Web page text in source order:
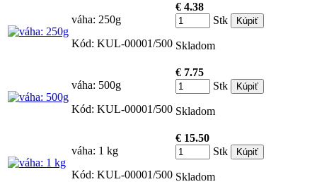
váha: 250g
Kód: KUL-00001/500
€ 4.38
Stk
Skladom
váha: 500g
Kód: KUL-00001/500
€ 7.75
Stk
Skladom
váha: 1 kg
Kód: KUL-00001/500
€ 15.50
Stk
Skladom